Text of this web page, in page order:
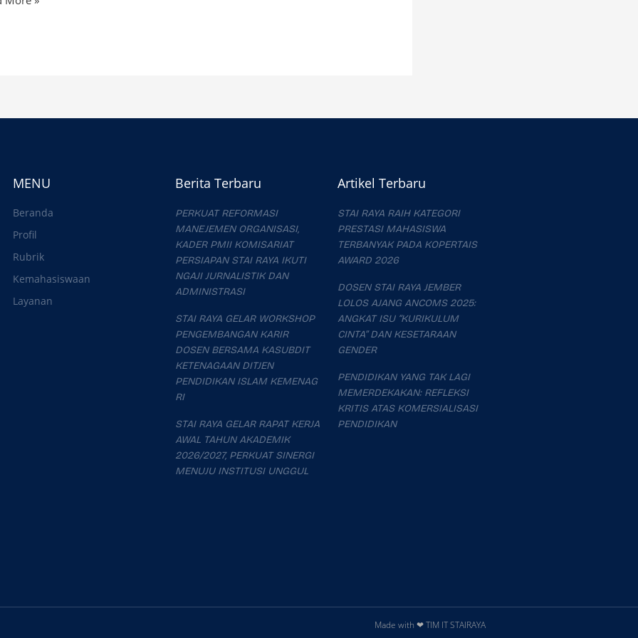
MENU
Beranda
Profil
Rubrik
Kemahasiswaan
Layanan
Berita Terbaru
PERKUAT REFORMASI
MANEJEMEN ORGANISASI,
KADER PMII KOMISARIAT
PERSIAPAN STAI RAYA IKUTI
NGAJI JURNALISTIK DAN
ADMINISTRASI
STAI RAYA GELAR WORKSHOP
PENGEMBANGAN KARIR
DOSEN BERSAMA KASUBDIT
KETENAGAAN DITJEN
PENDIDIKAN ISLAM KEMENAG
RI
STAI RAYA GELAR RAPAT KERJA
AWAL TAHUN AKADEMIK
2026/2027, PERKUAT SINERGI
MENUJU INSTITUSI UNGGUL
Artikel Terbaru
STAI RAYA RAIH KATEGORI
PRESTASI MAHASISWA
TERBANYAK PADA KOPERTAIS
AWARD 2026
DOSEN STAI RAYA JEMBER
LOLOS AJANG ANCOMS 2025:
ANGKAT ISU “KURIKULUM
CINTA” DAN KESETARAAN
GENDER
PENDIDIKAN YANG TAK LAGI
MEMERDEKAKAN: REFLEKSI
KRITIS ATAS KOMERSIALISASI
PENDIDIKAN
Made with ❤ TIM IT STAIRAYA